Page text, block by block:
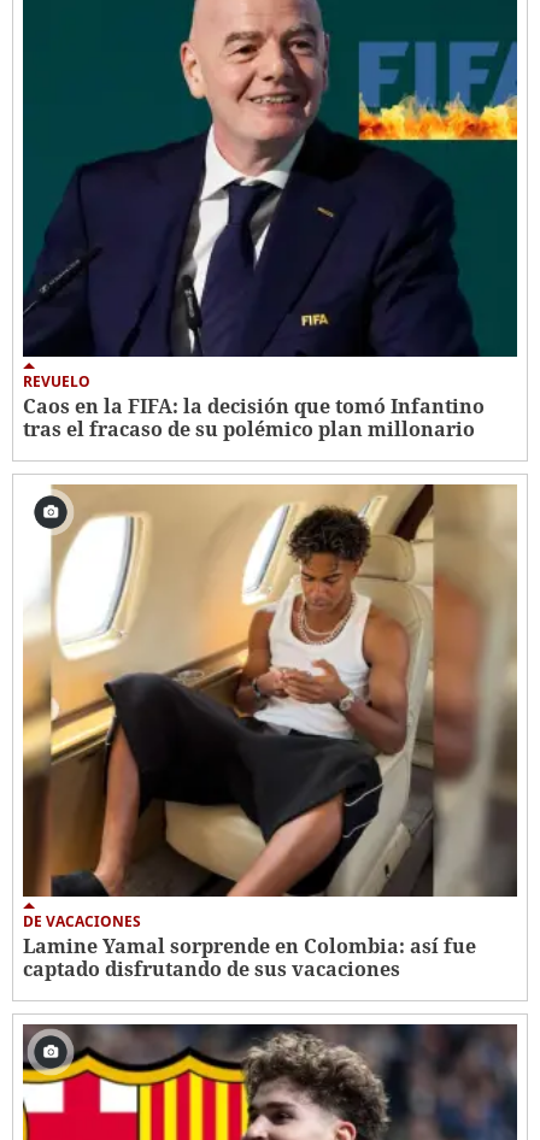
REVUELO
Caos en la FIFA: la decisión que tomó Infantino
tras el fracaso de su polémico plan millonario
DE VACACIONES
Lamine Yamal sorprende en Colombia: así fue
captado disfrutando de sus vacaciones